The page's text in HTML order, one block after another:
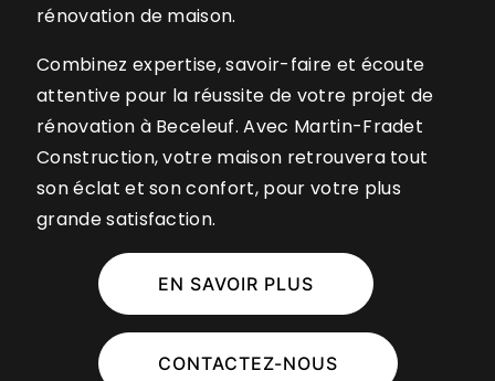
rénovation de maison.
Combinez expertise, savoir-faire et écoute
attentive pour la réussite de votre projet de
rénovation à Beceleuf. Avec Martin-Fradet
Construction, votre maison retrouvera tout
son éclat et son confort, pour votre plus
grande satisfaction.
EN SAVOIR PLUS
CONTACTEZ-NOUS